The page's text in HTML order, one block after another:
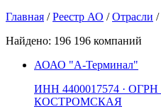
Главная /Реестр АО /Отрасли /
Найдено: 196 196 компаний
АОАО "А-Терминал"
ИНН 4400017574 · ОГРН
КОСТРОМСКАЯ